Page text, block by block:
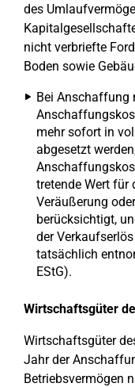
des
nicht verbriefte
Boden sowie
Bei Anschaffung
mehr sofort in
abgesetzt
tretende Wert für
Veräußerung
berücksichtigt,
der
tatsächlich
EStG).
Wirtschaftsgüter
Wirtschaftsgüter
Jahr der
Betriebsvermögen